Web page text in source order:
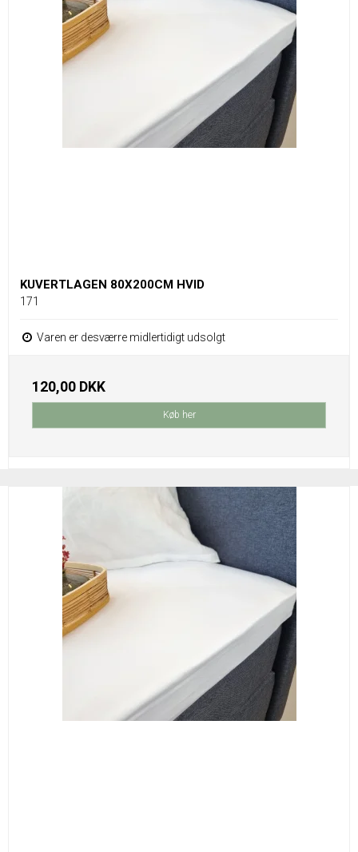
KUVERTLAGEN 80X200CM HVID
171
Varen er desværre midlertidigt udsolgt
120,00 DKK
Køb her